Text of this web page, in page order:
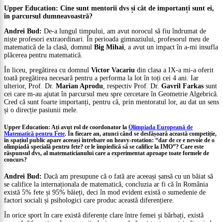
Upper Education: Cine sunt mentorii dvs și cât de importanți sunt ei,
în parcursul dumneavoastră?
Andrei Bud: De-a lungul timpului, am avut norocul să fiu îndrumat de
niște profesori extraordinari. În perioada gimnaziului, profesorul meu de
matematică de la clasă, domnul Big Mihai, a avut un impact în a-mi insufla
plăcerea pentru matematică.
În liceu, pregătirea cu domnul Victor Vacariu din clasa a IX-a mi-a oferit
toată pregătirea necesară pentru a performa la lot în toți cei 4 ani. Iar
ulterior, Prof. Dr. Marian Aprodu, respectiv Prof. Dr. Gavril Farkas sunt
cei care m-au ajutat în parcursul meu spre cercetare în Geometrie Algebrică.
Cred că sunt foarte importanți, pentru că, prin mentoratul lor, au dat un sens
și o direcție pasiunii mele.
Upper Education: Ați avut rol de coordonator la Olimpiada Europeană de
Matematică pentru Fete. În fiecare an, atunci când se desfășoară această competiție,
în spațiul public apare aceeași întrebare on heavy-rotation: “dar de ce e nevoie de o
olimpiadă specială pentru fete? ce le împiedică să se califice la IMO”? Care este
răspunsul dvs, al matematicianului care a experimentat aproape toate formele de
concurs?
Andrei Bud: Dacă am presupune că o fată are aceeași șansă cu un băiat să
se califice la internaționala de matematică, concluzia ar fi că în România
există 5% fete și 95% băieți, deci în mod evident există o sumedenie de
factori sociali și psihologici care produc această diferențiere.
În orice sport în care există diferențe clare între femei și bărbați, există